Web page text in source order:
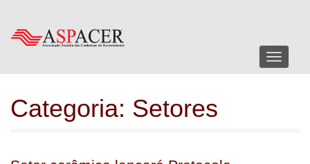
Menu
Categoria: Setores